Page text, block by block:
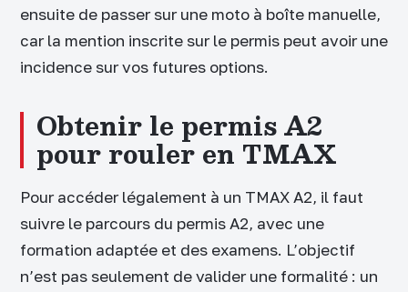
ensuite de passer sur une moto à boîte manuelle,
car la mention inscrite sur le permis peut avoir une
incidence sur vos futures options.
Obtenir le permis A2
pour rouler en TMAX
Pour accéder légalement à un TMAX A2, il faut
suivre le parcours du permis A2, avec une
formation adaptée et des examens. L’objectif
n’est pas seulement de valider une formalité : un